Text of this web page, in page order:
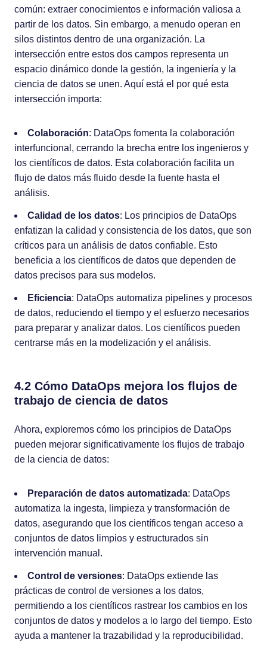
común: extraer conocimientos e información valiosa a
partir de los datos. Sin embargo, a menudo operan en
silos distintos dentro de una organización. La
intersección entre estos dos campos representa un
espacio dinámico donde la gestión, la ingeniería y la
ciencia de datos se unen. Aquí está el por qué esta
intersección importa:
Colaboración: DataOps fomenta la colaboración
interfuncional, cerrando la brecha entre los ingenieros y
los científicos de datos. Esta colaboración facilita un
flujo de datos más fluido desde la fuente hasta el
análisis.
Calidad de los datos: Los principios de DataOps
enfatizan la calidad y consistencia de los datos, que son
críticos para un análisis de datos confiable. Esto
beneficia a los científicos de datos que dependen de
datos precisos para sus modelos.
Eficiencia: DataOps automatiza pipelines y procesos
de datos, reduciendo el tiempo y el esfuerzo necesarios
para preparar y analizar datos. Los científicos pueden
centrarse más en la modelización y el análisis.
4.2 Cómo DataOps mejora los flujos de
trabajo de ciencia de datos
Ahora, exploremos cómo los principios de DataOps
pueden mejorar significativamente los flujos de trabajo
de la ciencia de datos:
Preparación de datos automatizada: DataOps
automatiza la ingesta, limpieza y transformación de
datos, asegurando que los científicos tengan acceso a
conjuntos de datos limpios y estructurados sin
intervención manual.
Control de versiones: DataOps extiende las
prácticas de control de versiones a los datos,
permitiendo a los científicos rastrear los cambios en los
conjuntos de datos y modelos a lo largo del tiempo. Esto
ayuda a mantener la trazabilidad y la reproducibilidad.